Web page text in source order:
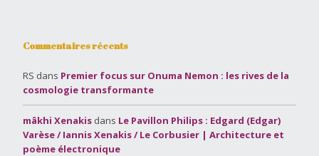
Commentaires récents
RS dans Premier focus sur Onuma Nemon : les rives de la
cosmologie transformante
mâkhi Xenakis dans Le Pavillon Philips : Edgard (Edgar)
Varèse / Iannis Xenakis / Le Corbusier | Architecture et
poème électronique